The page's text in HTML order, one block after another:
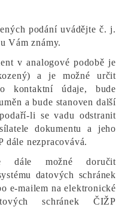
podání uvádějte č. j.
Vám známy.
v analogové podobě je
a je možné určit
kontaktní údaje, bude
a bude stanoven další
li se vadu odstranit
dokumentu a jeho
dále nezpracovává.
dále možné doručit
datových schránek
e-mailem na elektronické
schránek ČIŽP